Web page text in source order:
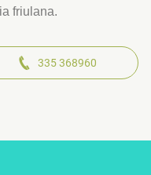
friulana.
335 368960